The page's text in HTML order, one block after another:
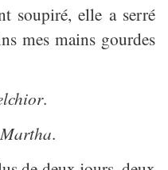
soupiré, elle a serré
mes mains gourdes
.
Martha.